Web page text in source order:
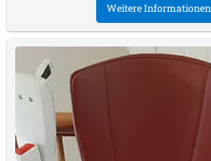
Weitere Informationen